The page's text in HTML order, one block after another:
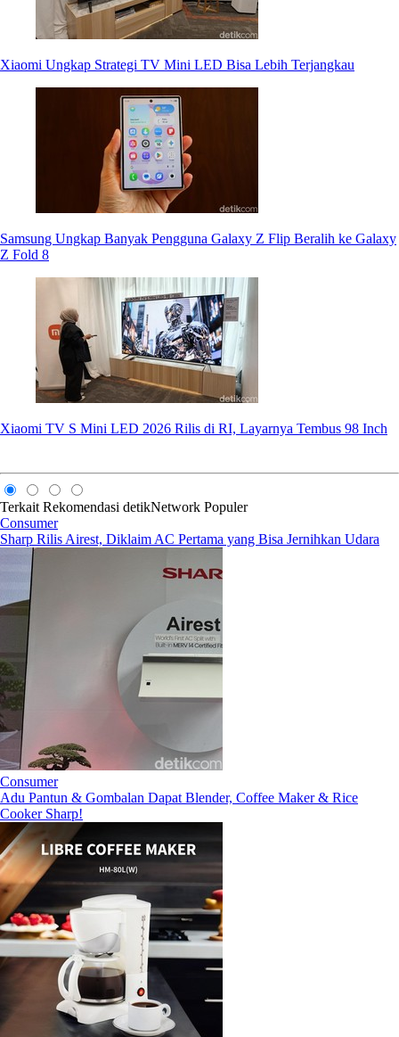
Xiaomi Ungkap Strategi TV Mini LED Bisa Lebih Terjangkau
Samsung Ungkap Banyak Pengguna Galaxy Z Flip Beralih ke Galaxy
Z Fold 8
Xiaomi TV S Mini LED 2026 Rilis di RI, Layarnya Tembus 98 Inch
Terkait Rekomendasi detikNetwork Populer
Consumer
Sharp Rilis Airest, Diklaim AC Pertama yang Bisa Jernihkan Udara
Consumer
Adu Pantun & Gombalan Dapat Blender, Coffee Maker & Rice
Cooker Sharp!